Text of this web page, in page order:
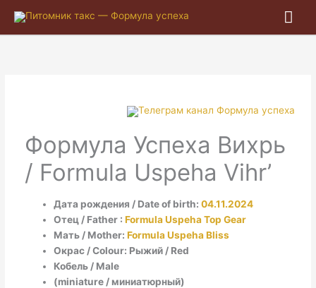
Формула Успеха Вихрь
/ Formula Uspeha Vihr’
Дата рождения / Date of birth: 04.11.2024
Отец / Father : Formula Uspeha Top Gear
Мать / Mother: Formula Uspeha Bliss
Окрас / Colour: Рыжий / Red
Кобель / Male
(miniature / миниатюрный)